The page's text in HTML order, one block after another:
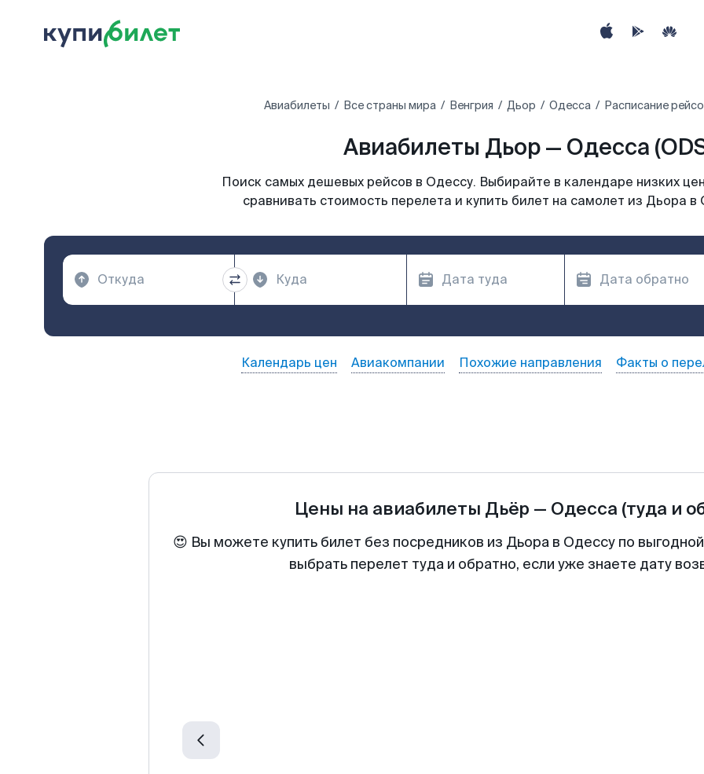
Авиабилеты Все страны мира Венгрия Дьор Одесса Расписание
Авиабилеты Дьор — Одесса
Поиск самых дешевых рейсов в Одессу. Выбирайте в календаре низких
сравнивать стоимость перелета и купить билет на самолет из Дьора в
Календарь цен Авиакомпании Похожие направления Факты о
Цены на авиабилеты Дьёр — Одесса (туда и
😍 Вы можете купить билет без посредников из Дьора в Одессу по
выбрать перелет туда и обратно, если уже знаете дату